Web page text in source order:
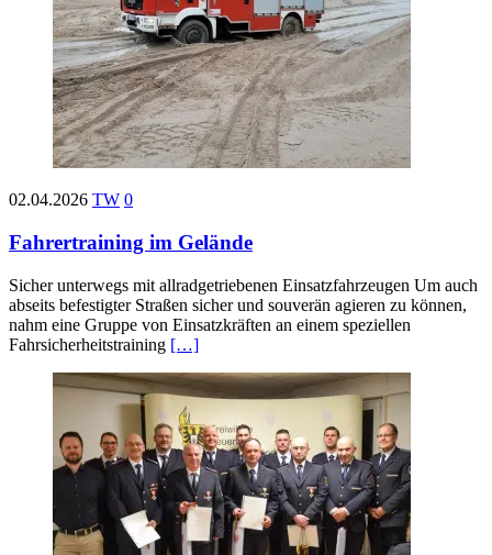
02.04.2026 TW 0
Fahrertraining im Gelände
Sicher unterwegs mit allradgetriebenen Einsatzfahrzeugen Um auch
abseits befestigter Straßen sicher und souverän agieren zu können,
nahm eine Gruppe von Einsatzkräften an einem speziellen
Fahrsicherheitstraining […]